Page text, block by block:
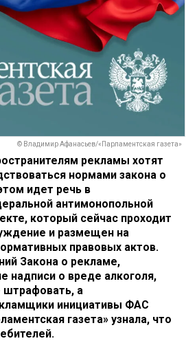
© Владимир Афанасьев/«Парламентская газета»
рекламы хотят
нормами закона о
идет речь в
антимонопольной
который сейчас проходит
и размещен на
правовых актов.
Закона о рекламе,
надписи о вреде алкоголя,
штрафовать, а
инициативы ФАС
газета» узнала, что